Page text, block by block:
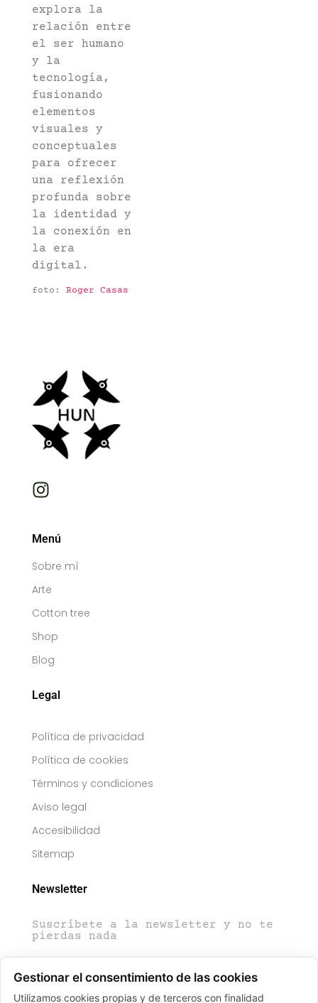
explora la
relación entre
el ser humano
y la
tecnología,
fusionando
elementos
visuales y
conceptuales
para ofrecer
una reflexión
profunda sobre
la identidad y
la conexión en
la era
digital.
foto: Roger Casas
Menú
Sobre mí
Arte
Cotton tree
Shop
Blog
Legal
Política de privacidad
Política de cookies
Términos y condiciones
Aviso legal
Accesibilidad
Sitemap
Newsletter
Suscríbete a la newsletter y no te
pierdas nada
Gestionar el consentimiento de las cookies
Utilizamos cookies propias y de terceros con finalidad